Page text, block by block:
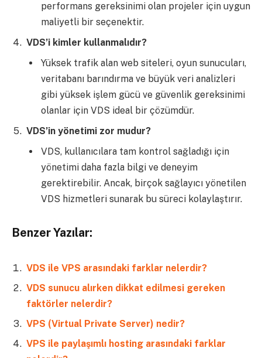
performans gereksinimi olan projeler için uygun
maliyetli bir seçenektir.
VDS’i kimler kullanmalıdır?
Yüksek trafik alan web siteleri, oyun sunucuları,
veritabanı barındırma ve büyük veri analizleri
gibi yüksek işlem gücü ve güvenlik gereksinimi
olanlar için VDS ideal bir çözümdür.
VDS’in yönetimi zor mudur?
VDS, kullanıcılara tam kontrol sağladığı için
yönetimi daha fazla bilgi ve deneyim
gerektirebilir. Ancak, birçok sağlayıcı yönetilen
VDS hizmetleri sunarak bu süreci kolaylaştırır.
Benzer Yazılar:
VDS ile VPS arasındaki farklar nelerdir?
VDS sunucu alırken dikkat edilmesi gereken
faktörler nelerdir?
VPS (Virtual Private Server) nedir?
VPS ile paylaşımlı hosting arasındaki farklar